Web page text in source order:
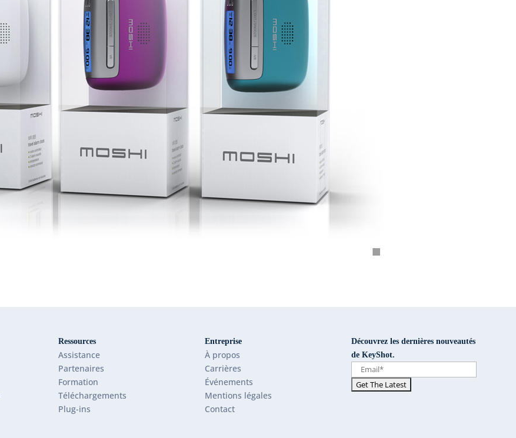
Ressources
Assistance
Partenaires
Formation
Téléchargements
Plug-ins
Entreprise
À propos
Carrières
Événements
Mentions légales
Contact
Découvrez les dernières nouveautés
de KeyShot.